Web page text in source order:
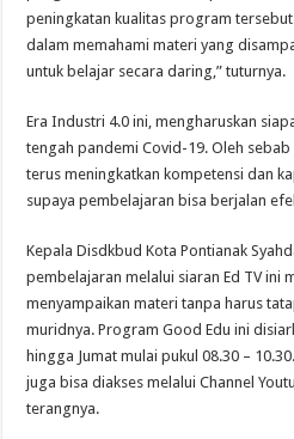
peningkatan kualitas program
dalam memahami materi yang
untuk belajar secara daring,” tuturnya.
Era Industri 4.0 ini, mengharuskan
tengah pandemi Covid-19. Oleh
terus meningkatkan kompetensi dan
supaya pembelajaran bisa berjalan
Kepala Disdkbud Kota Pontianak
pembelajaran melalui siaran Ed TV ini
menyampaikan materi tanpa harus
muridnya. Program Good Edu ini
hingga Jumat mulai pukul 08.30 –
juga bisa diakses melalui Channel
terangnya.